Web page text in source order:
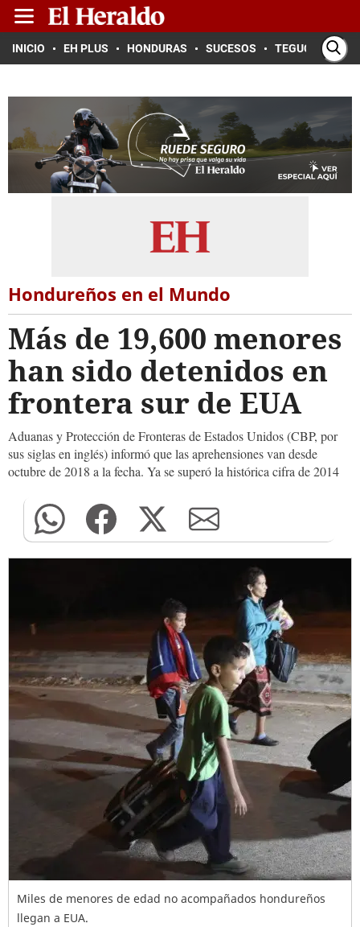
INICIO EH PLUS HONDURAS SUCESOS TEGUCIGALPA
Hondureños en el Mundo
Más de 19,600 menores
han sido detenidos en
frontera sur de EUA
Aduanas y Protección de Fronteras de Estados Unidos (CBP, por
sus siglas en inglés) informó que las aprehensiones van desde
octubre de 2018 a la fecha. Ya se superó la histórica cifra de 2014
Miles de menores de edad no acompañados hondureños
llegan a EUA.